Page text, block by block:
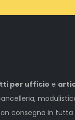
per ufficio e
consegna in tutta